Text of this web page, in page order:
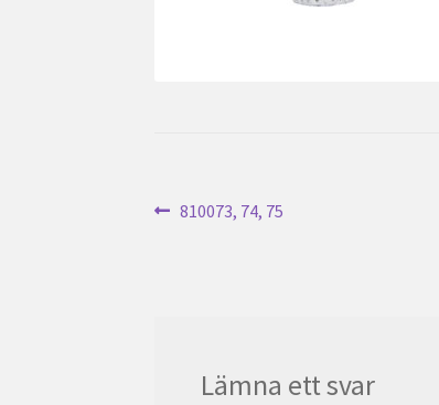
Inläggsnavigering
Föregående
810073, 74, 75
Lämna ett svar